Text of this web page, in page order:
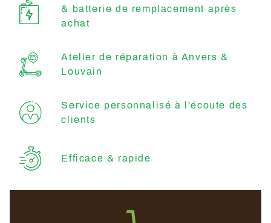
& batterie de remplacement après
achat
Atelier de réparation à Anvers &
Louvain
Service personnalisé à l'écoute des
clients
Efficace & rapide